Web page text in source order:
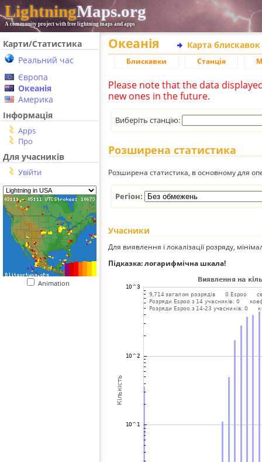
LightningMaps.org
A community project with free lightning maps and apps
Карти/Статистика
Реальний час
Європа
Океанія
Америка
Інформація
Apps
Про
Для учасників
Увійти
Animation
Океанія Карта
Блискавки Станція
Please note that the data
new ones in the future.
Виберіть станцію:
Розширена статистика
Розширена статистика, в основному для
Регіон:
Учасники
Для виявлення і локалізації розряду,
Підказка: логарифмічна шкала!